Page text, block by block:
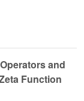
and
Function